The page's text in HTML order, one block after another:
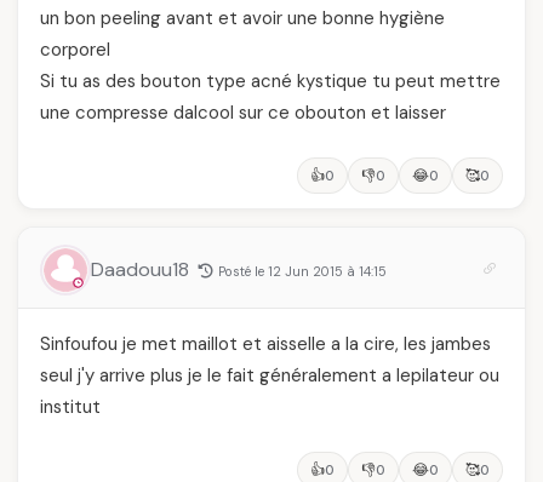
un bon peeling avant et avoir une bonne hygiène
corporel
Si tu as des bouton type acné kystique tu peut mettre
une compresse dalcool sur ce obouton et laisser
👍0 👎0 😂0 🥰0
Daadouu18 Posté le 12 Jun 2015 à 14:15
Sinfoufou je met maillot et aisselle a la cire, les jambes
seul j'y arrive plus je le fait généralement a lepilateur ou
institut
👍0 👎0 😂0 🥰0